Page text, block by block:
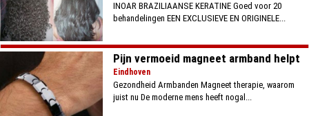
INOAR BRAZILIAANSE KERATINE Goed voor 20
behandelingen EEN EXCLUSIEVE EN ORIGINELE...
Pijn vermoeid magneet armband helpt
Eindhoven
Gezondheid Armbanden Magneet therapie, waarom
juist nu De moderne mens heeft nogal...